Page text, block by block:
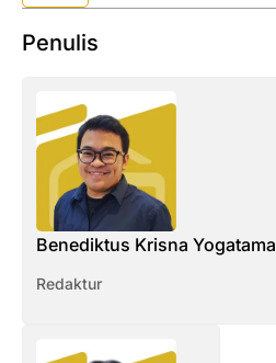
Penulis
Benediktus Krisna Yogatama
Redaktur